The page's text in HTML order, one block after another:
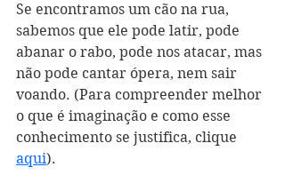
Se encontramos um cão na rua,
sabemos que ele pode latir, pode
abanar o rabo, pode nos atacar, mas
não pode cantar ópera, nem sair
voando. (Para compreender melhor
o que é imaginação e como esse
conhecimento se justifica, clique
aqui).